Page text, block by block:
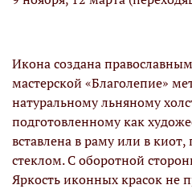
Икона создана
мастерской «Благолепие»
натуральному льняному
подготовленному как
вставлена в раму или в
стеклом. С оборотной
Яркость иконных красок не